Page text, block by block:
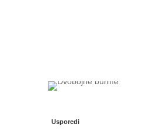
Usporedi